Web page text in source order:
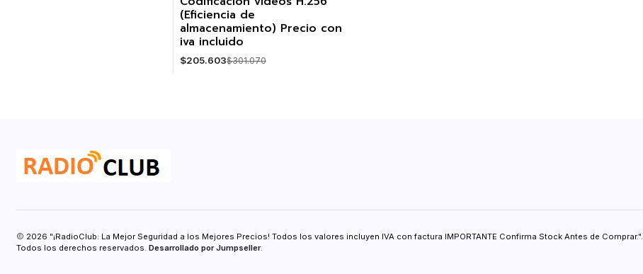
(Eficiencia de
almacenamiento) Precio con
iva incluido
$205.603$301.070
2026 "¡RadioClub: La Mejor Seguridad a los Mejores Precios! Todos los valores incluyen IVA con factura IMPORTANTE Confirma Stock Antes de Comprar.".
Todos los derechos reservados. Desarrollado por Jumpseller.